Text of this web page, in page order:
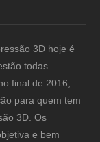
3D hoje é
todas
final de 2016,
para quem tem
3D. Os
e bem